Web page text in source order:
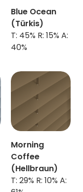
Blue Ocean
(Türkis)
T: 45% R: 15% A:
40%
Morning
Coffee
(Hellbraun)
T: 29% R: 10% A: